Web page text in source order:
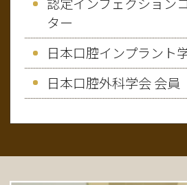
ター
日本口腔インプラント
日本口腔外科学会 会員